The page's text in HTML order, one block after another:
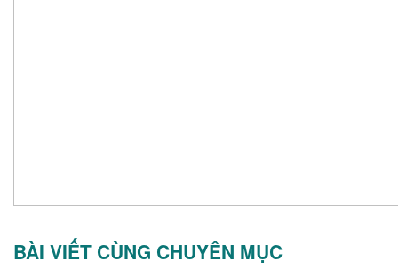
BÀI VIẾT CÙNG CHUYÊN MỤC